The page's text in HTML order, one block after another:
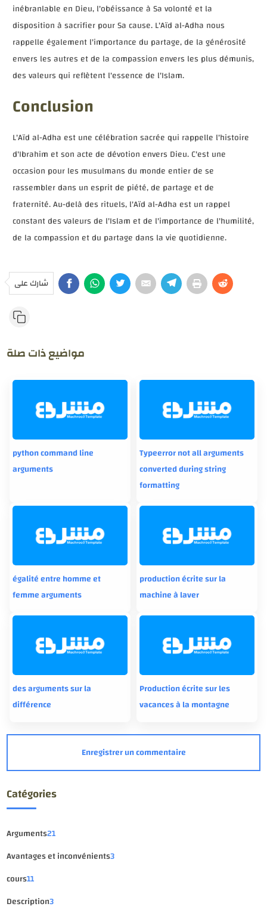
inébranlable en Dieu, l'obéissance à Sa volonté et la
disposition à sacrifier pour Sa cause. L'Aïd al-Adha nous
rappelle également l'importance du partage, de la générosité
envers les autres et de la compassion envers les plus démunis,
des valeurs qui reflètent l'essence de l'Islam.
Conclusion
L'Aïd al-Adha est une célébration sacrée qui rappelle l'histoire
d'Ibrahim et son acte de dévotion envers Dieu. C'est une
occasion pour les musulmans du monde entier de se
rassembler dans un esprit de piété, de partage et de
fraternité. Au-delà des rituels, l'Aïd al-Adha est un rappel
constant des valeurs de l'Islam et de l'importance de l'humilité,
de la compassion et du partage dans la vie quotidienne.
شارك على
مواضيع ذات صلة
python command line
arguments
Typeerror not all arguments
converted during string
formatting
égalité entre homme et
femme arguments
production écrite sur la
machine à laver
des arguments sur la
différence
Production écrite sur les
vacances à la montagne
Catégories
Arguments21
Avantages et inconvénients3
cours11
Description3